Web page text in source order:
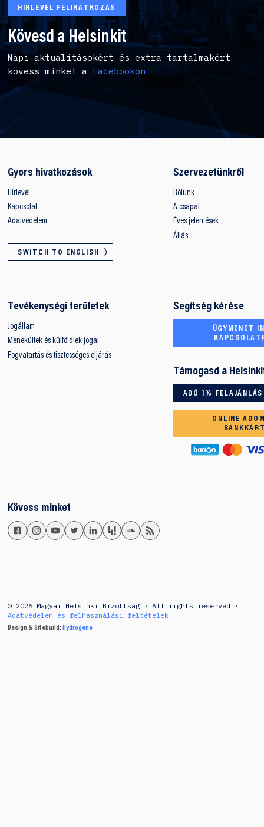
HÍRLEVÉL FELIRATKOZÁS
Kövesd a Helsinkit
Napi aktualitásokért és extra tartalmakért
kövess minket a Facebookon
Gyors hivatkozások
Hírlevél
Kapcsolat
Adatvédelem
SWITCH TO ENGLISH
Szervezetünkről
Rólunk
A csapat
Éves jelentések
Állás
Tevékenységi területek
Jogállam
Menekültek és külföldiek jogai
Fogvatartás és tisztességes eljárás
Segítség kérése
ÜGYMENET
Támogasd a
ADÓ 1% FELAJÁNLÁS
ONLINE
Kövess minket
© 2026 Magyar Helsinki Bizottság · All rights reserved ·
Adatvédelem és felhasználási feltételek
Design & Sitebuild:Hydrogene